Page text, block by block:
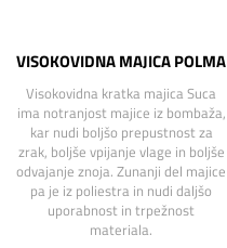
VISOKOVIDNA MAJICA POLMA
Visokovidna kratka majica Suca
ima notranjost majice iz bombaža,
kar nudi boljšo prepustnost za
zrak, boljše vpijanje vlage in boljše
odvajanje znoja. Zunanji del majice
pa je iz poliestra in nudi daljšo
uporabnost in trpežnost
materiala.